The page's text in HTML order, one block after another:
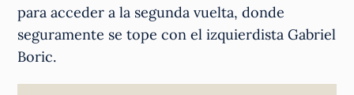
para acceder a la segunda vuelta, donde
seguramente se tope con el izquierdista Gabriel
Boric.